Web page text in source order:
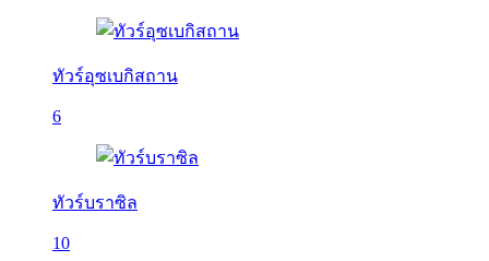
ทัวร์อุซเบกิสถาน
6
ทัวร์บราซิล
10